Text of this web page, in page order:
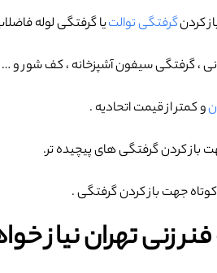
کردنگرفتگی توالتیا گرفتگی لوله
، گرفتگی سیفون آشپزخانه ، کف شور و
و کمتر از قیمت اتحادیه .
باز کردن گرفتگی های پیچیده تر.
کوتاه جهت باز کردن گرفتگی .
زنی تهران نیاز